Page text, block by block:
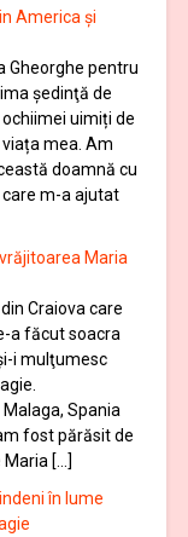
America și
Gheorghe pentru
şedinţă de
uimiți de
mea. Am
doamnă cu
m-a ajutat
Maria
Craiova care
a făcut soacra
i mulţumesc
fost părăsit de
[…]
în lume